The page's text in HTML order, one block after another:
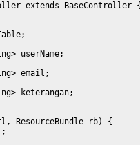
extends BaseController
userName;
email;
keterangan;
ResourceBundle rb) {